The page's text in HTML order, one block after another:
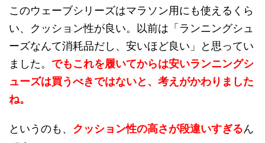
このウェーブシリーズはマラソン用にも使えるくら
い、クッション性が良い。以前は「ランニングシュ
ーズなんて消耗品だし、安いほど良い」と思ってい
ました。 でもこれを履いてからは安いランニングシ
ューズは買うべきではないと、考えがかわりました
ね。
というのも、 クッション性の高さが段違いすぎるん